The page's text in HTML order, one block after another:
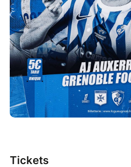
Tickets